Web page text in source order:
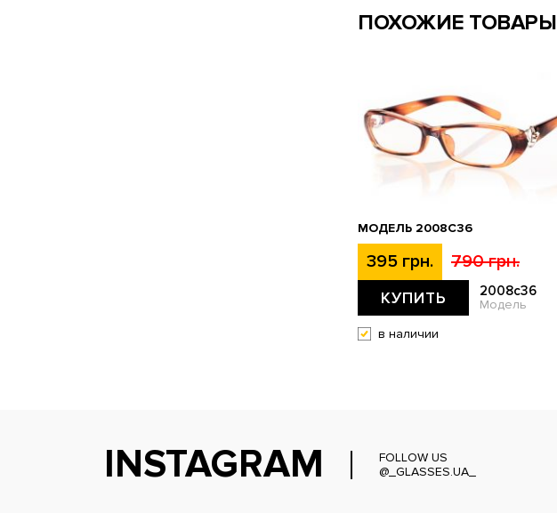
ПОХОЖИЕ ТОВАРЫ
МОДЕЛЬ 2008C36
395 грн. 790 грн.
КУПИТЬ 2008c36
Модель
в наличии
INSTAGRAM
FOLLOW US
@_GLASSES.UA_